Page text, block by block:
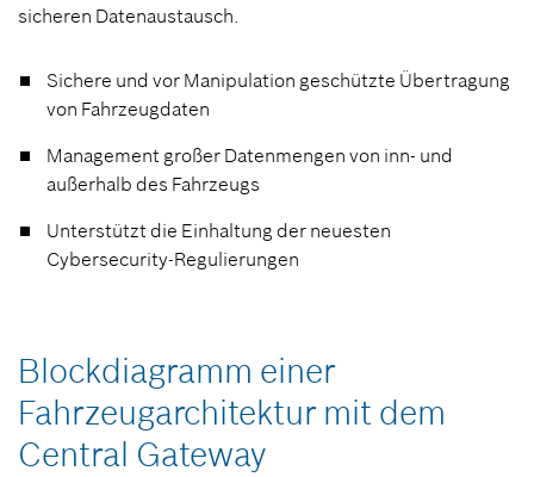
sicheren Datenaustausch.
Sichere und vor Manipulation geschützte Übertragung
von Fahrzeugdaten
Management großer Datenmengen von inn- und
außerhalb des Fahrzeugs
Unterstützt die Einhaltung der neuesten
Cybersecurity-Regulierungen
Blockdiagramm einer
Fahrzeugarchitektur mit dem
Central Gateway